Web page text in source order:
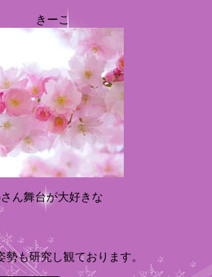
きーこ
ん舞台が大好きな
も研究し観ております。